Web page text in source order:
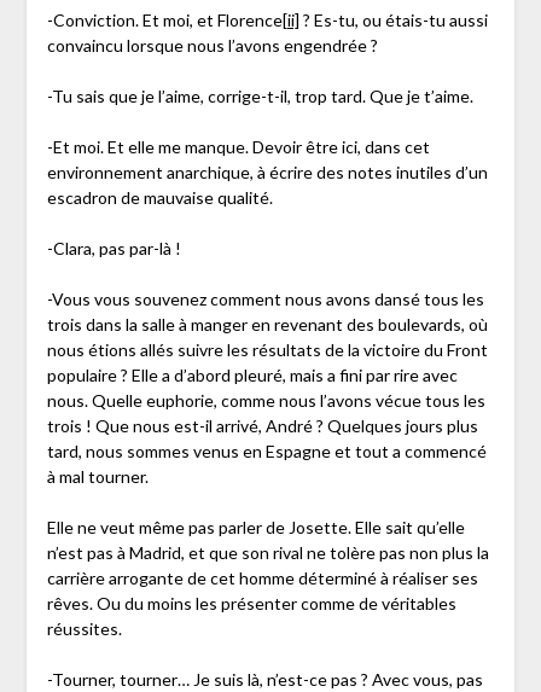
-Conviction. Et moi, et Florence[ii] ? Es-tu, ou étais-tu aussi
convaincu lorsque nous l’avons engendrée ?
-Tu sais que je l’aime, corrige-t-il, trop tard. Que je t’aime.
-Et moi. Et elle me manque. Devoir être ici, dans cet
environnement anarchique, à écrire des notes inutiles d’un
escadron de mauvaise qualité.
-Clara, pas par-là !
-Vous vous souvenez comment nous avons dansé tous les
trois dans la salle à manger en revenant des boulevards, où
nous étions allés suivre les résultats de la victoire du Front
populaire ? Elle a d’abord pleuré, mais a fini par rire avec
nous. Quelle euphorie, comme nous l’avons vécue tous les
trois ! Que nous est-il arrivé, André ? Quelques jours plus
tard, nous sommes venus en Espagne et tout a commencé
à mal tourner.
Elle ne veut même pas parler de Josette. Elle sait qu’elle
n’est pas à Madrid, et que son rival ne tolère pas non plus la
carrière arrogante de cet homme déterminé à réaliser ses
rêves. Ou du moins les présenter comme de véritables
réussites.
-Tourner, tourner… Je suis là, n’est-ce pas ? Avec vous, pas